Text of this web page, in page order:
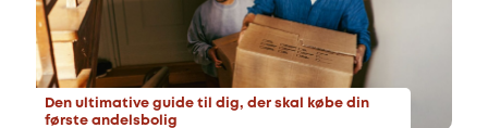
Den ultimative guide til dig, der skal købe din
første andelsbolig